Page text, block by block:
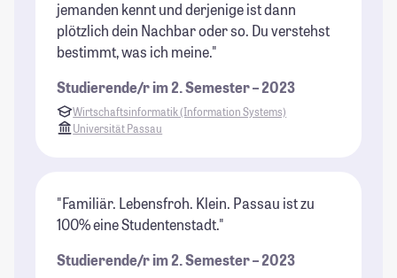
jemanden kennt und derjenige ist dann
plötzlich dein Nachbar oder so. Du verstehst
bestimmt, was ich meine."
Studierende/r im 2. Semester – 2023
Wirtschaftsinformatik (Information Systems)
Universität Passau
"Familiär. Lebensfroh. Klein. Passau ist zu
100% eine Studentenstadt."
Studierende/r im 2. Semester – 2023